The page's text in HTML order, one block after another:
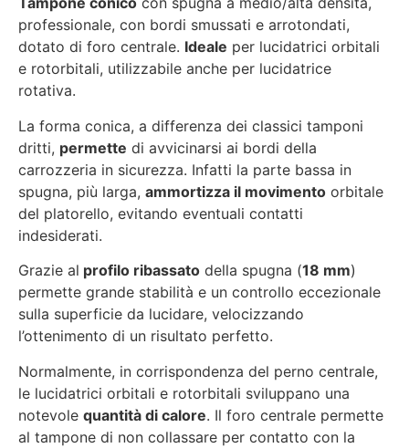
professionale, con bordi smussati e arrotondati,
dotato di foro centrale. Ideale per lucidatrici orbitali
e rotorbitali, utilizzabile anche per lucidatrice
rotativa.
La forma conica, a differenza dei classici tamponi
dritti, permette di avvicinarsi ai bordi della
carrozzeria in sicurezza. Infatti la parte bassa in
spugna, più larga, ammortizza il movimento orbitale
del platorello, evitando eventuali contatti
indesiderati.
Grazie al profilo ribassato della spugna (18 mm)
permette grande stabilità e un controllo eccezionale
sulla superficie da lucidare, velocizzando
l’ottenimento di un risultato perfetto.
Normalmente, in corrispondenza del perno centrale,
le lucidatrici orbitali e rotorbitali sviluppano una
notevole quantità di calore. Il foro centrale permette
al tampone di non collassare per contatto con la